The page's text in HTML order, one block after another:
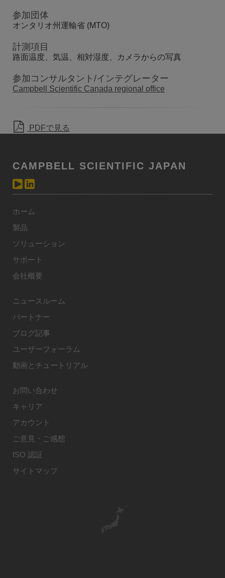
参加団体
オンタリオ州運輸省 (MTO)
計測項目
路面温度、気温、相対湿度、カメラからの写真
参加コンサルタント/インテグレーター
Campbell Scientific Canada regional office
PDFで見る
CAMPBELL SCIENTIFIC JAPAN
ホーム
製品
ソリューション
サポート
会社概要
ニュースルーム
パートナー
ブログ記事
ユーザーフォーラム
動画とチュートリアル
お問い合わせ
キャリア
アカウント
ご意見・ご感想
ISO 認証
サイトマップ